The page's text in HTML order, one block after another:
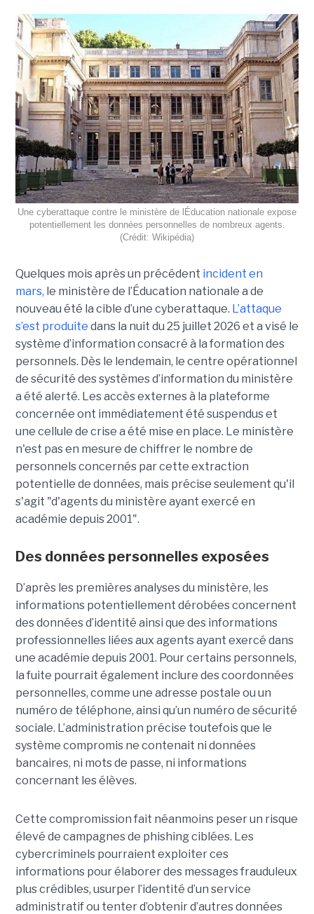
Une cyberattaque contre le ministère de lÉducation nationale expose
potentiellement les données personnelles de nombreux agents.
(Crédit: Wikipédia)
Quelques mois après un précédent incident en
mars, le ministère de l’Éducation nationale a de
nouveau été la cible d’une cyberattaque. L’attaque
s’est produite dans la nuit du 25 juillet 2026 et a visé le
système d’information consacré à la formation des
personnels. Dès le lendemain, le centre opérationnel
de sécurité des systèmes d’information du ministère
a été alerté. Les accès externes à la plateforme
concernée ont immédiatement été suspendus et
une cellule de crise a été mise en place. Le ministère
n'est pas en mesure de chiffrer le nombre de
personnels concernés par cette extraction
potentielle de données, mais précise seulement qu'il
s'agit "d'agents du ministère ayant exercé en
académie depuis 2001".
Des données personnelles exposées
D’après les premières analyses du ministère, les
informations potentiellement dérobées concernent
des données d’identité ainsi que des informations
professionnelles liées aux agents ayant exercé dans
une académie depuis 2001. Pour certains personnels,
la fuite pourrait également inclure des coordonnées
personnelles, comme une adresse postale ou un
numéro de téléphone, ainsi qu’un numéro de sécurité
sociale. L’administration précise toutefois que le
système compromis ne contenait ni données
bancaires, ni mots de passe, ni informations
concernant les élèves.
Cette compromission fait néanmoins peser un risque
élevé de campagnes de phishing ciblées. Les
cybercriminels pourraient exploiter ces
informations pour élaborer des messages frauduleux
plus crédibles, usurper l’identité d’un service
administratif ou tenter d’obtenir d’autres données